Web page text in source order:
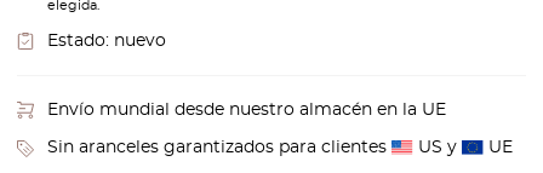
elegida.
Estado: nuevo
Envío mundial desde nuestro almacén en la UE
Sin aranceles garantizados para clientes US y UE